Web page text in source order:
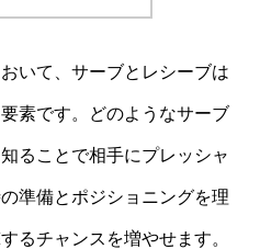
いて、サーブとレシーブは
素です。どのようなサーブ
ることで相手にプレッシャ
準備とポジショニングを理
るチャンスを増やせます。